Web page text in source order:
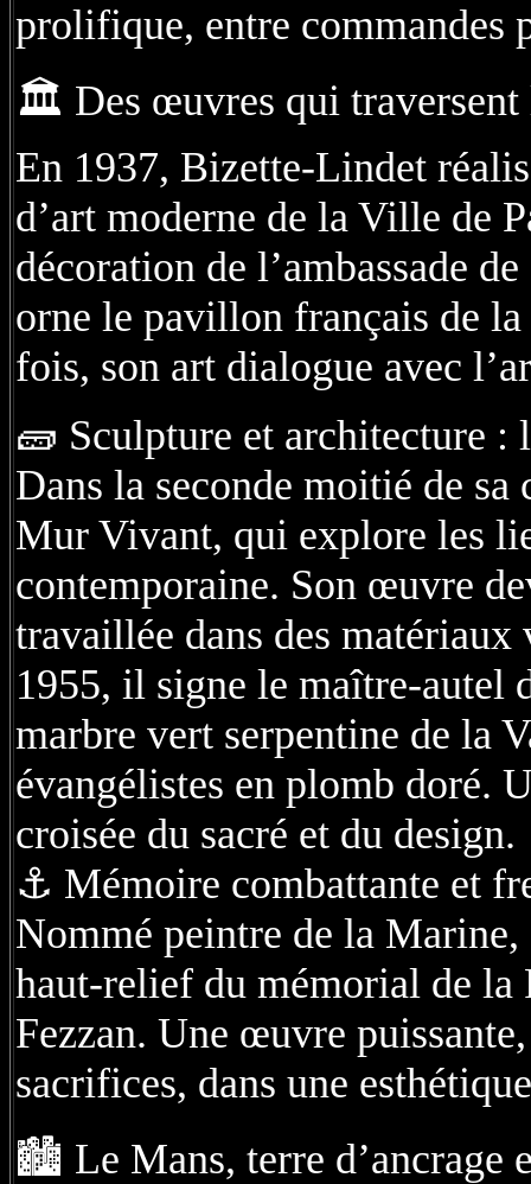
prolifique, entre commandes
🏛️ Des œuvres qui traversent
En 1937, Bizette-Lindet
d’art moderne de la Ville de
décoration de l’ambassade
orne le pavillon français de
fois, son art dialogue avec
🧱 Sculpture et architecture
Dans la seconde moitié de
Mur Vivant, qui explore les
contemporaine. Son œuvre
travaillée dans des
1955, il signe le maître-autel
marbre vert serpentine de la
évangélistes en plomb doré.
croisée du sacré et du design.
⚓ Mémoire combattante et
Nommé peintre de la
haut-relief du mémorial de la
Fezzan. Une œuvre
sacrifices, dans une
🏙️ Le Mans, terre d’ancrage